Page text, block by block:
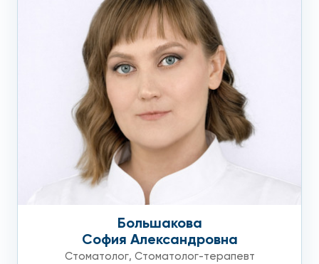
Большакова
София Александровна
Стоматолог, Стоматолог-терапевт